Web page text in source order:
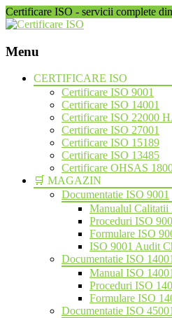
Certificare ISO - servicii complete
Menu
Skip
CERTIFICARE ISO
Certificare ISO 9001
Certificare ISO 14001
Certificare ISO 22000
Certificare ISO 27001
Certificare ISO 15189
Certificare ISO 13485
Certificare OHSAS
🛒 MAGAZIN
Documentatie ISO 9001
Manualul Calitatii
Proceduri ISO
Formulare ISO
ISO 9001 Audit
Documentatie ISO
Manual ISO
Proceduri ISO
Formulare ISO
Documentatie ISO